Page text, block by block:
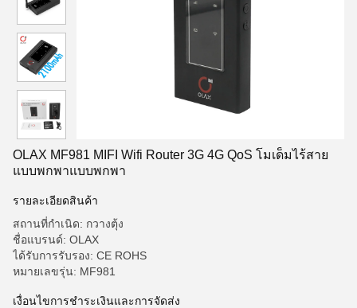
OLAX MF981 MIFI Wifi Router 3G 4G QoS โมเด็มไร้สาย
แบบพกพาแบบพกพา
รายละเอียดสินค้า
สถานที่กำเนิด: กวางตุ้ง
ชื่อแบรนด์: OLAX
ได้รับการรับรอง: CE ROHS
หมายเลขรุ่น: MF981
เงื่อนไขการชำระเงินและการจัดส่ง